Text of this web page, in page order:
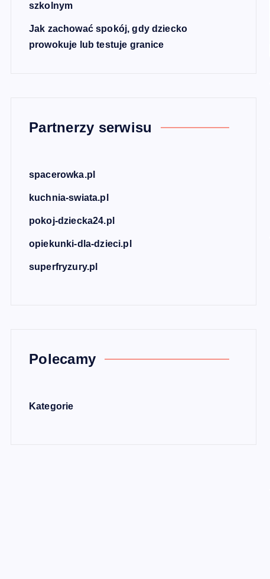
szkolnym
Jak zachować spokój, gdy dziecko
prowokuje lub testuje granice
Partnerzy serwisu
spacerowka.pl
kuchnia-swiata.pl
pokoj-dziecka24.pl
opiekunki-dla-dzieci.pl
superfryzury.pl
Polecamy
Kategorie